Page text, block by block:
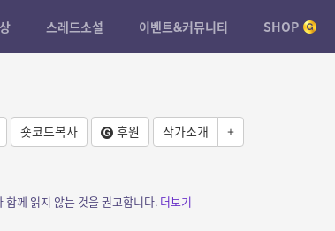
스레드소설 이벤트&커뮤니티 SHOP
숏코드복사 후원 작가소개 +
께 읽지 않는 것을 권고합니다. 더보기